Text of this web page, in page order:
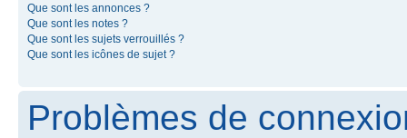
Que sont les annonces ?
Que sont les notes ?
Que sont les sujets verrouillés ?
Que sont les icônes de sujet ?
Problèmes de